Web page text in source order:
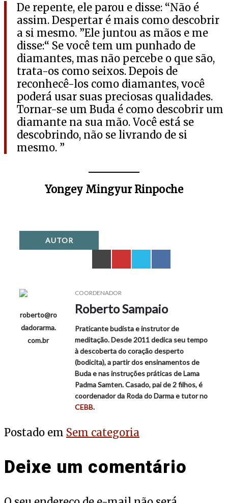
De repente, ele parou e disse: “Não é
assim. Despertar é mais como descobrir
a si mesmo. ”Ele juntou as mãos e me
disse:“ Se você tem um punhado de
diamantes, mas não percebe o que são,
trata-os como seixos. Depois de
reconhecê-los como diamantes, você
poderá usar suas preciosas qualidades.
Tornar-se um Buda é como descobrir um
diamante na sua mão. Você está se
descobrindo, não se livrando de si
mesmo. ”
Yongey Mingyur Rinpoche
AUTOR
roberto@ro
dadorarma.
com.br
COORDENADOR
Roberto Sampaio
Praticante budista e instrutor de
meditação. Desde 2011 dedica seu tempo
à descoberta do coração desperto
(bodicita), a partir dos ensinamentos de
Buda e nas instruções práticas de Lama
Padma Samten. Casado, pai de 2 filhos, é
coordenador da Roda do Darma e tutor no
CEBB.
Postado em Sem categoria
Deixe um comentário